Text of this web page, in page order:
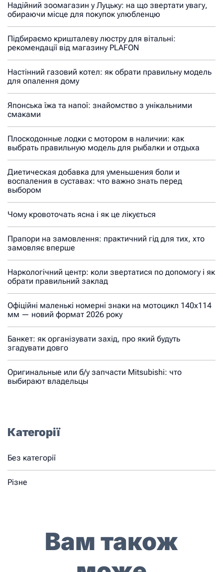
Надійний зоомагазин у Луцьку: на що звертати увагу,
обираючи місце для покупок улюбленцю
Підбираємо кришталеву люстру для вітальні:
рекомендації від магазину PLAFON
Настінний газовий котел: як обрати правильну модель
для опалення дому
Японська їжа та напої: знайомство з унікальними
смаками
Плоскодонные лодки с мотором в наличии: как
выбрать правильную модель для рыбалки и отдыха
Диетическая добавка для уменьшения боли и
воспаления в суставах: что важно знать перед
выбором
Чому кровоточать ясна і як це лікується
Прапори на замовлення: практичний гід для тих, хто
замовляє вперше
Наркологічний центр: коли звертатися по допомогу і як
обрати правильний заклад
Офіційні маленькі номерні знаки на мотоцикл 140х114
мм — новий формат 2026 року
Банкет: як організувати захід, про який будуть
згадувати довго
Оригинальные или б/у запчасти Mitsubishi: что
выбирают владельцы
Категорії
Без категорії
Різне
Вам також